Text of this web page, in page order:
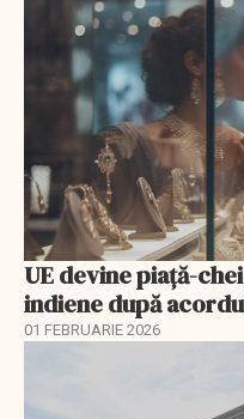
UE devine piață-
indiene după
01 FEBRUARIE 2026